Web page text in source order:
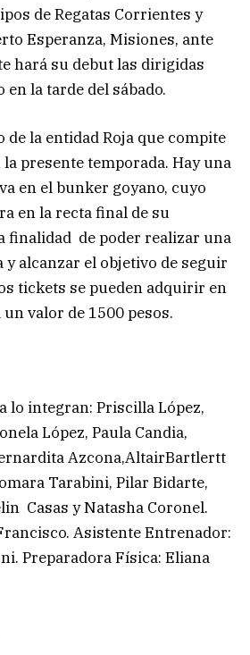
de Regatas Corrientes y
Esperanza, Misiones, ante
hará su debut las dirigidas
la tarde del sábado.
de la entidad Roja que compite
presente temporada. Hay una
en el bunker goyano, cuyo
en la recta final de su
finalidad de poder realizar una
alcanzar el objetivo de seguir
tickets se pueden adquirir en
valor de 1500 pesos.
lo integran: Priscilla López,
López, Paula Candia,
Azcona,AltairBartlertt
Tarabini, Pilar Bidarte,
Casas y Natasha Coronel.
Asistente Entrenador:
Preparadora Física: Eliana